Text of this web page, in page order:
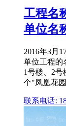
工程名
单位名
2016年3月
单位工程的
1号楼、2号
个"凤凰花
联系电话: